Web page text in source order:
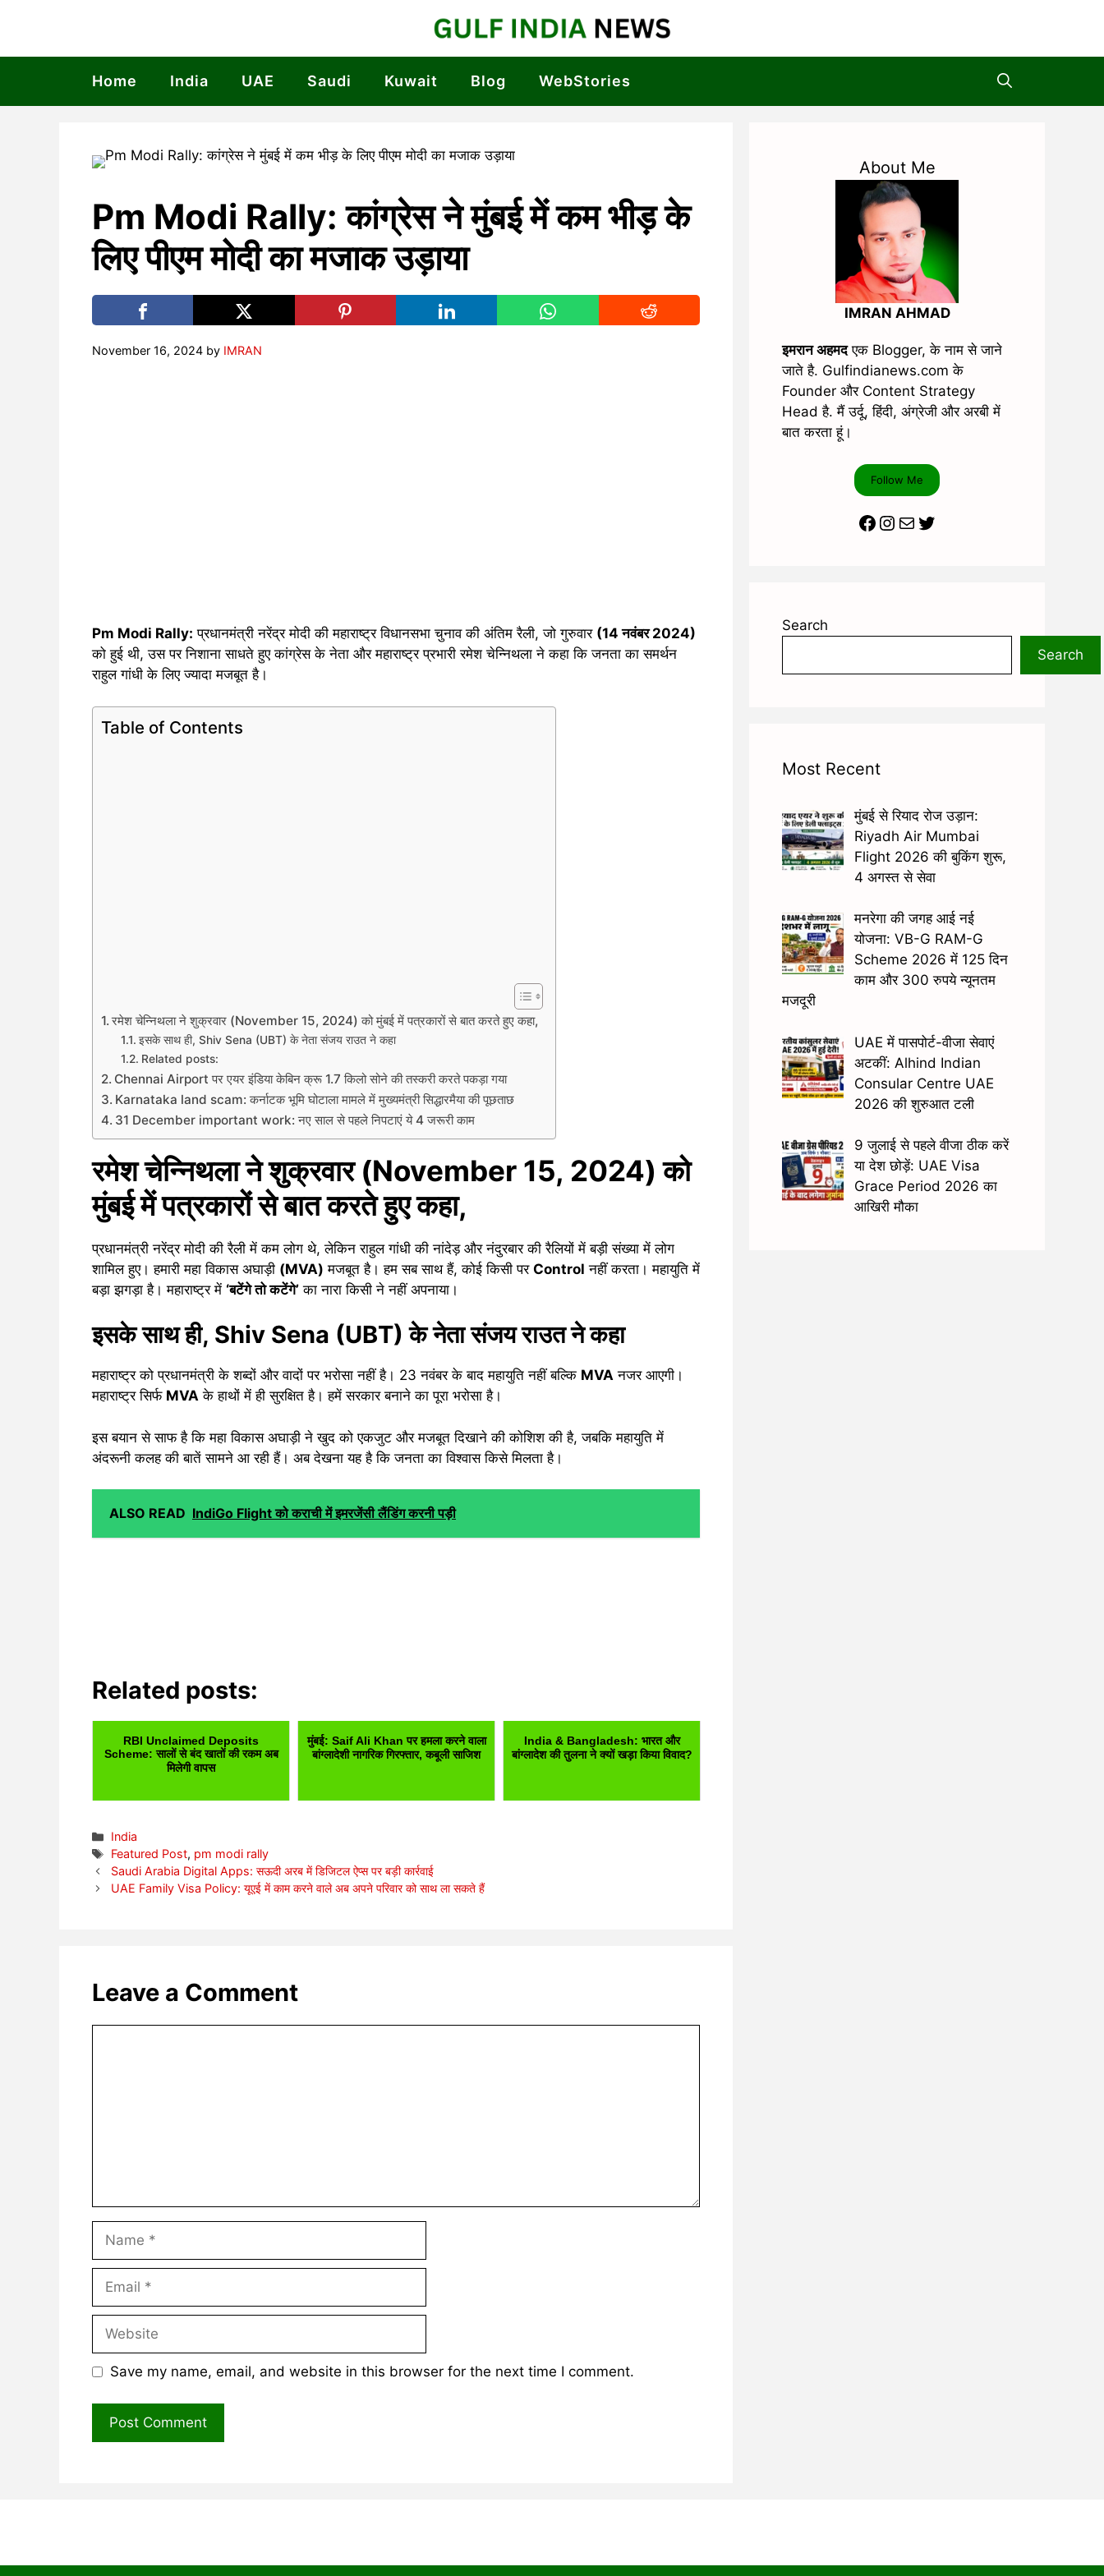
Home India UAE Saudi Kuwait Blog WebStories
Pm Modi Rally: कांग्रेस ने मुंबई में कम भीड़ के
लिए पीएम मोदी का मजाक उड़ाया
November 16, 2024 by IMRAN
Pm Modi Rally: प्रधानमंत्री नरेंद्र मोदी की महाराष्ट्र विधानसभा चुनाव की अंतिम रैली, जो गुरुवार (14 नवंबर 2024)
को हुई थी, उस पर निशाना साधते हुए कांग्रेस के नेता और महाराष्ट्र प्रभारी रमेश चेन्निथला ने कहा कि जनता का समर्थन
राहुल गांधी के लिए ज्यादा मजबूत है।
Table of Contents
रमेश चेन्निथला ने शुक्रवार (November 15, 2024) को मुंबई में पत्रकारों से बात करते हुए कहा,
इसके साथ ही, Shiv Sena (UBT) के नेता संजय राउत ने कहा
Related posts:
Chennai Airport पर एयर इंडिया केबिन क्रू 1.7 किलो सोने की तस्करी करते पकड़ा गया
Karnataka land scam: कर्नाटक भूमि घोटाला मामले में मुख्यमंत्री सिद्धारमैया की पूछताछ
31 December important work: नए साल से पहले निपटाएं ये 4 जरूरी काम
रमेश चेन्निथला ने शुक्रवार (November 15, 2024) को
मुंबई में पत्रकारों से बात करते हुए कहा,
प्रधानमंत्री नरेंद्र मोदी की रैली में कम लोग थे, लेकिन राहुल गांधी की नांदेड़ और नंदुरबार की रैलियों में बड़ी संख्या में लोग
शामिल हुए। हमारी महा विकास अघाड़ी (MVA) मजबूत है। हम सब साथ हैं, कोई किसी पर Control नहीं करता। महायुति में
बड़ा झगड़ा है। महाराष्ट्र में ‘बटेंगे तो कटेंगे’ का नारा किसी ने नहीं अपनाया।
इसके साथ ही, Shiv Sena (UBT) के नेता संजय राउत ने कहा
महाराष्ट्र को प्रधानमंत्री के शब्दों और वादों पर भरोसा नहीं है। 23 नवंबर के बाद महायुति नहीं बल्कि MVA नजर आएगी।
महाराष्ट्र सिर्फ MVA के हाथों में ही सुरक्षित है। हमें सरकार बनाने का पूरा भरोसा है।
इस बयान से साफ है कि महा विकास अघाड़ी ने खुद को एकजुट और मजबूत दिखाने की कोशिश की है, जबकि महायुति में
अंदरूनी कलह की बातें सामने आ रही हैं। अब देखना यह है कि जनता का विश्वास किसे मिलता है।
ALSO READ IndiGo Flight को कराची में इमरजेंसी लैंडिंग करनी पड़ी
Related posts:
RBI Unclaimed Deposits
Scheme: सालों से बंद खातों की रकम अब
मिलेगी वापस
मुंबई: Saif Ali Khan पर हमला करने वाला
बांग्लादेशी नागरिक गिरफ्तार, कबूली साजिश
India & Bangladesh: भारत और
बांग्लादेश की तुलना ने क्यों खड़ा किया विवाद?
Categories
India
Tags
Featured Post, pm modi rally
Saudi Arabia Digital Apps: सऊदी अरब में डिजिटल ऐप्स पर बड़ी कार्रवाई
UAE Family Visa Policy: यूएई में काम करने वाले अब अपने परिवार को साथ ला सकते हैं
Leave a Comment
Name
Email
Website
Save my name, email, and website in this browser for the next time I comment.
About Me
IMRAN AHMAD
इमरान अहमदएक Blogger, के नाम से जाने
जाते है. Gulfindianews.com के
Founder और Content Strategy
Head है. मैं उर्दू, हिंदी, अंग्रेजी और अरबी में
बात करता हूं।
Follow Me
Facebook
Instagram
MailTwitter
Search
Search
Most Recent
मुंबई से रियाद रोज उड़ान:
Riyadh Air Mumbai
Flight 2026 की बुकिंग शुरू,
4 अगस्त से सेवा
मनरेगा की जगह आई नई
योजना: VB-G RAM-G
Scheme 2026 में 125 दिन
काम और 300 रुपये न्यूनतम
मजदूरी
UAE में पासपोर्ट-वीजा सेवाएं
अटकीं: Alhind Indian
Consular Centre UAE
2026 की शुरुआत टली
9 जुलाई से पहले वीजा ठीक करें
या देश छोड़ें: UAE Visa
Grace Period 2026 का
आखिरी मौका